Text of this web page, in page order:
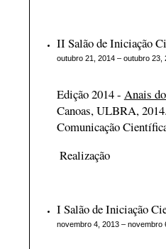
II Salão de Iniciação
outubro 21, 2014 – outubro 23,
Edição 2014 - Anais
Canoas, ULBRA,
Comunicação
I Salão de Iniciação
novembro 4, 2013 – novembro